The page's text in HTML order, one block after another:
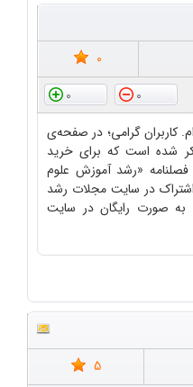
0
0
0
کاربران گرامی؛ در صفحه‌ی
شده است که برای خرید
نسخه کاغذی یا فایل PDF فصلنامه «رشد آموزش علوم
در سایت مجلات رشد
به صورت رایگان در سایت
5